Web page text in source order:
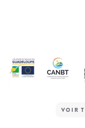
VOIR